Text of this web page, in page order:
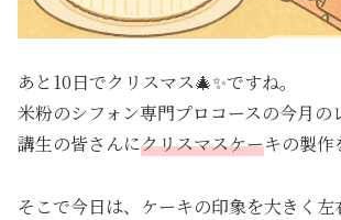
あと10日でクリスマス🎄✨ですね。
米粉のシフォン専門プロコースの今月の
講生の皆さんにクリスマスケーキの製作
そこで今日は、ケーキの印象を大きく左